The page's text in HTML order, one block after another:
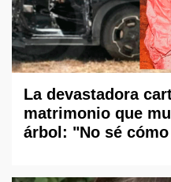
La devastadora
matrimonio que
árbol: "No sé